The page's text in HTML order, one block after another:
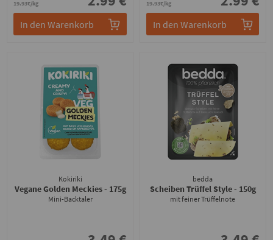
19.93€/kg
In den Warenkorb
19.93€/kg
In den Warenkorb
Kokiriki
Vegane Golden Meckies- 175g
Mini-Backtaler
bedda
Scheiben Trüffel Style- 150g
mit feiner Trüffelnote